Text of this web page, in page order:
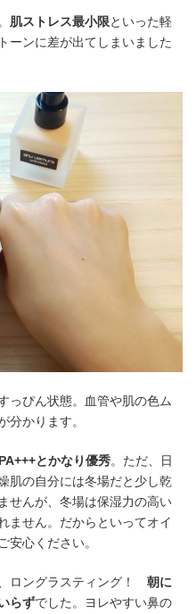
肌ストレス最小限といった軽
ーンに差が出てしまいました
っぴん状態。血管や肌の色ム
分かります。
とかなり優秀。ただ、日
肌の自分には冬場だと少し乾
せんが、冬場は保湿力の高い
ません。だからといってオイ
安心ください。
ロングラスティング！ 朝に
らずでした。ヨレやすい鼻の